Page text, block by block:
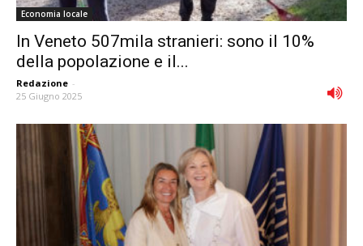
Economia locale
In Veneto 507mila stranieri: sono il 10%
della popolazione e il...
Redazione -
25 Giugno 2025